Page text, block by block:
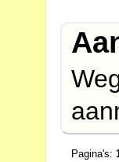
Pagina's: